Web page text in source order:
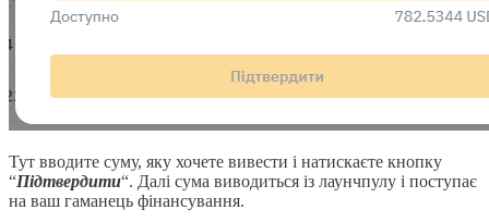
Тут вводите суму, яку хочете вивести і натискаєте кнопку
“Підтвердити“. Далі сума виводиться із лаунчпулу і поступає
на ваш гаманець фінансування.